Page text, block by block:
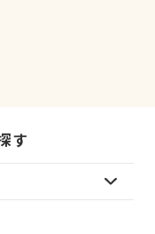
す